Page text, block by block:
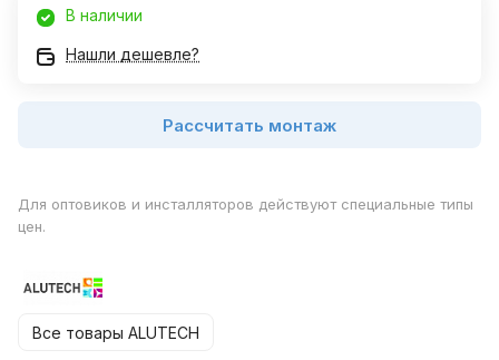
В наличии
Нашли дешевле?
Рассчитать монтаж
Для оптовиков и инсталляторов действуют специальные типы
цен.
Все товары ALUTECH